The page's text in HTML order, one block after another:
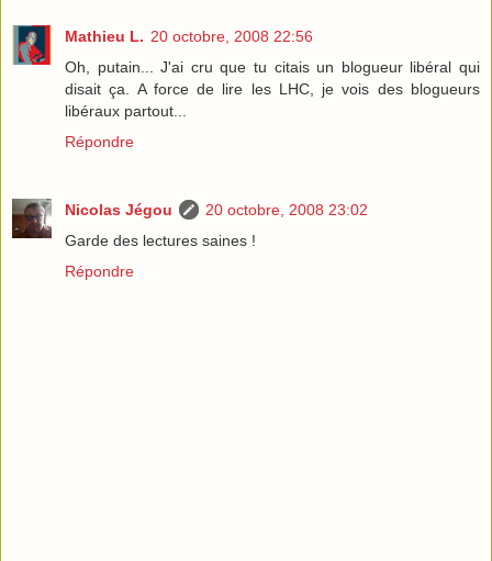
Mathieu L. 20 octobre, 2008 22:56
Oh, putain... J'ai cru que tu citais un blogueur libéral qui
disait ça. A force de lire les LHC, je vois des blogueurs
libéraux partout...
Répondre
Nicolas Jégou
20 octobre, 2008 23:02
Garde des lectures saines !
Répondre